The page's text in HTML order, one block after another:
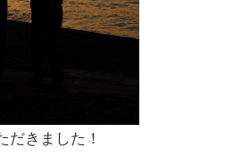
きました！